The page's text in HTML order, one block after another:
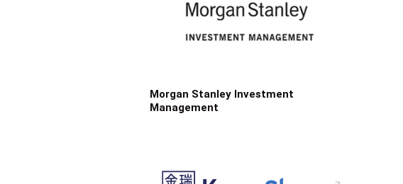
Morgan Stanley Investment
Management